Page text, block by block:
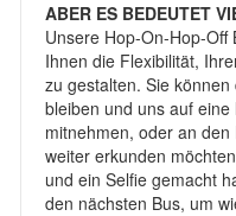
ABER ES BEDEUTET
Unsere Hop-On-Hop-
Ihnen die Flexibilität,
zu gestalten. Sie
bleiben und uns auf
mitnehmen, oder an
weiter erkunden
und ein Selfie gemacht
den nächsten Bus, um